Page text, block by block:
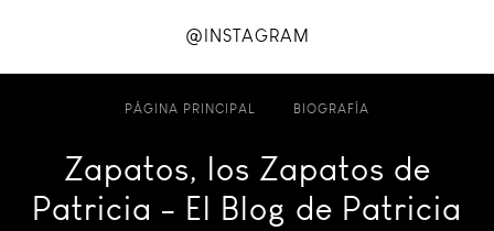
@INSTAGRAM
PÁGINA PRINCIPAL BIOGRAFÍA
Zapatos, los Zapatos de
Patricia - El Blog de Patricia